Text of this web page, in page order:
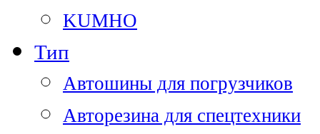
KUMHO
Тип
Автошины для погрузчиков
Авторезина для спецтехники